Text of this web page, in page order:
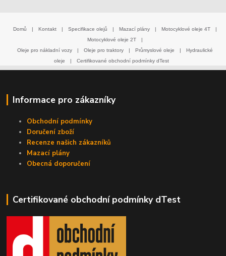
Domů | Kontakt | Specifikace olejů | Mazací plány | Motocyklové oleje 4T
|
Motocyklové oleje 2T
|
Oleje pro nákladní vozy
| Oleje pro traktory | Průmyslové oleje |
Hydraulické
oleje
| Certifikované obchodní podmínky dTest
Informace pro zákazníky
Obchodní podmínky
Doručení zboží
Recenze našich zákazníků
Mazací plány
Obecná doporučení
Certifikované obchodní podmínky dTest